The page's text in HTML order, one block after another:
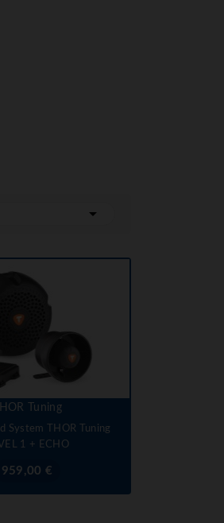

Tuning
System THOR Tuning
1 + ECHO
959,00 €